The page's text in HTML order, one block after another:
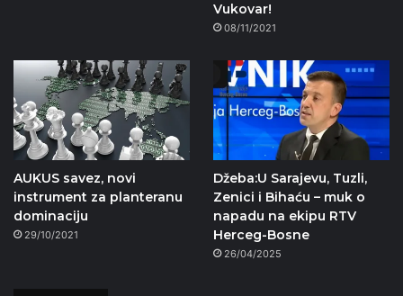
Vukovar!
08/11/2021
AUKUS savez, novi
instrument za planteranu
dominaciju
29/10/2021
Džeba:U Sarajevu, Tuzli,
Zenici i Bihaću – muk o
napadu na ekipu RTV
Herceg-Bosne
26/04/2025